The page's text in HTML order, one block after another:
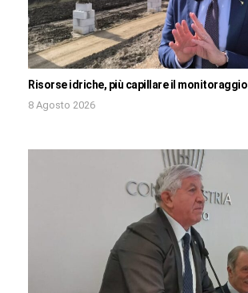
Risorse idriche, più capillare il monitoraggio
8 Agosto 2026